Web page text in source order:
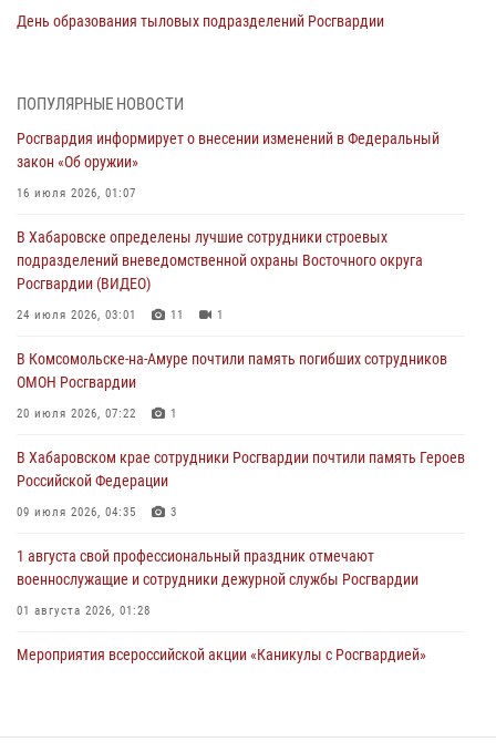
День образования тыловых подразделений Росгвардии
В Управлении Росгвардии по Хабаровскому краю состоялось
избирательного права
31 июля 2026, 03:26
женщине, потерявшей сознание во время массового мероприятия
29 июля 2026, 23:24
В Хабаровске продолжается акция «Каникулы с Росгвардией»
За прошедшую неделю в Хабаровском крае росгвардейцы провели
свыше 120 проверок условий хранения оружия
ПОПУЛЯРНЫЕ НОВОСТИ
Росгвардия информирует о внесении изменений в Федеральный
закон «Об оружии»
16 июля 2026, 01:07
В Хабаровске определены лучшие сотрудники строевых
подразделений вневедомственной охраны Восточного округа
Росгвардии (ВИДЕО)
24 июля 2026, 03:01 11 1
В Комсомольске-на-Амуре почтили память погибших сотрудников
ОМОН Росгвардии
20 июля 2026, 07:22 1
В Хабаровском крае сотрудники Росгвардии почтили память Героев
Российской Федерации
09 июля 2026, 04:35 3
1 августа свой профессиональный праздник отмечают
военнослужащие и сотрудники дежурной службы Росгвардии
01 августа 2026, 01:28
Мероприятия всероссийской акции «Каникулы с Росгвардией»